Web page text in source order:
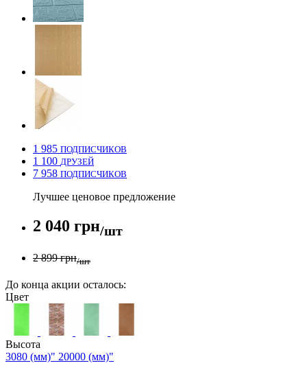
1 985 ПОДПИСЧИКОВ
1 100 ДРУЗЕЙ
7 958 ПОДПИСЧИКОВ
Лучшее ценовое предложение
2 040 грн/шт
2 899 грн/шт
До конца акции осталось:
Цвет
Высота
3080 (мм)" 20000 (мм)"